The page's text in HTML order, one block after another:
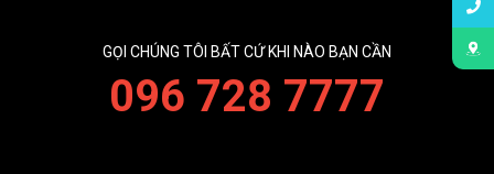
GỌI CHÚNG TÔI BẤT CỨ KHI NÀO BẠN CẦN
096 728 7777